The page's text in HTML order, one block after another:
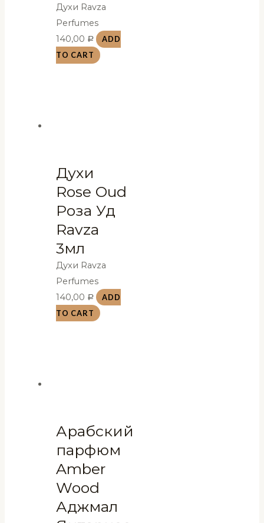
Духи Ravza
Perfumes
140,00 Р
ADD
TO CART
Духи
Rose Oud
Роза Уд
Ravza
3мл
Духи Ravza
Perfumes
140,00 Р
ADD
TO CART
Арабский
парфюм
Amber
Wood
Аджмал